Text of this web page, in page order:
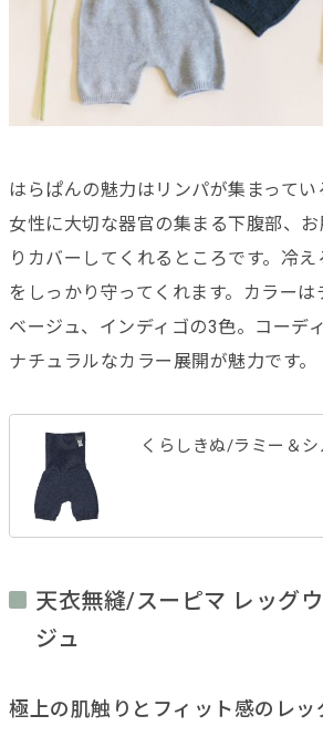
はらぱんの魅力はリンパが集まってい
女性に大切な器官の集まる下腹部、
りカバーしてくれるところです。冷
をしっかり守ってくれます。カラーは
ベージュ、インディゴの3色。コーデ
ナチュラルなカラー展開が魅力です。
くらしきぬ/ラミー＆
天衣無縫/スーピマ レッグ
ジュ
極上の肌触りとフィット感のレッ